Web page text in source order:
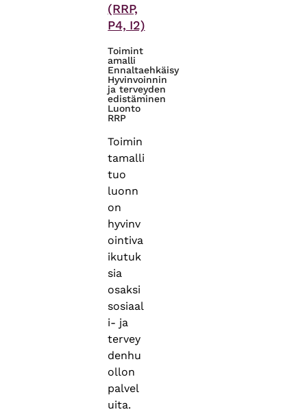
(RRP,
P4, I2)
Toimint
amalli
Ennaltaehkäisy
Hyvinvoinnin
ja terveyden
edistäminen
Luonto
RRP
Toimin
tamalli
tuo
luonn
on
hyvinv
ointiva
ikutuk
sia
osaksi
sosiaal
i- ja
tervey
denhu
ollon
palvel
uita.